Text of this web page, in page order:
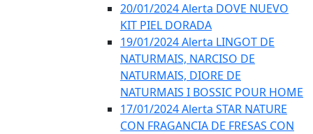
20/01/2024 Alerta DOVE NUEVO
KIT PIEL DORADA
19/01/2024 Alerta LINGOT DE
NATURMAIS, NARCISO DE
NATURMAIS, DIORE DE
NATURMAIS I BOSSIC POUR HOME
17/01/2024 Alerta STAR NATURE
CON FRAGANCIA DE FRESAS CON